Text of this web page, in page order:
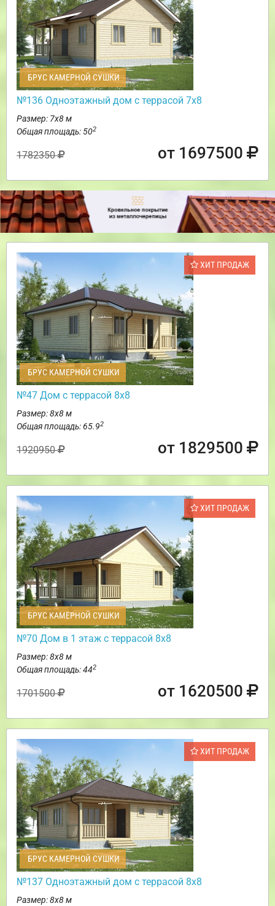
БРУС КАМЕРНОЙ СУШКИ
№136 Одноэтажный дом с террасой 7х8
Размер: 7х8 м
Общая площадь: 502
1782350 от 1697500
ХИТ ПРОДАЖ
БРУС КАМЕРНОЙ СУШКИ
№47 Дом с террасой 8х8
Размер: 8х8 м
Общая площадь: 65.92
1920950 от 1829500
ХИТ ПРОДАЖ
БРУС КАМЕРНОЙ СУШКИ
№70 Дом в 1 этаж с террасой 8х8
Размер: 8х8 м
Общая площадь: 442
1701500 от 1620500
ХИТ ПРОДАЖ
БРУС КАМЕРНОЙ СУШКИ
№137 Одноэтажный дом с террасой 8х8
Размер: 8х8 м